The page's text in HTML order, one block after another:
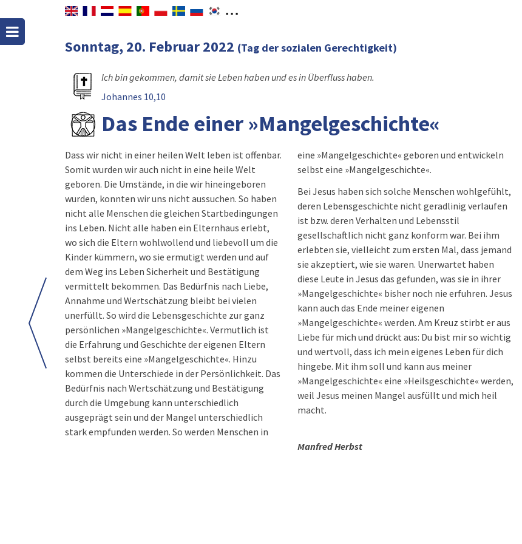
Sonntag, 20. Februar 2022 (Tag der sozialen Gerechtigkeit)
Ich bin gekommen, damit sie Leben haben und es in Überfluss haben.
Johannes 10,10
Das Ende einer »Mangelgeschichte«
Dass wir nicht in einer heilen Welt leben ist offenbar.
Somit wurden wir auch nicht in eine heile Welt
geboren. Die Umstände, in die wir hineingeboren
wurden, konnten wir uns nicht aussuchen. So haben
nicht alle Menschen die gleichen Startbedingungen
ins Leben. Nicht alle haben ein Elternhaus erlebt,
wo sich die Eltern wohlwollend und liebevoll um die
Kinder kümmern, wo sie ermutigt werden und auf
dem Weg ins Leben Sicherheit und Bestätigung
vermittelt bekommen. Das Bedürfnis nach Liebe,
Annahme und Wertschätzung bleibt bei vielen
unerfüllt. So wird die Lebensgeschichte zur ganz
persönlichen »Mangelgeschichte«. Vermutlich ist
die Erfahrung und Geschichte der eigenen Eltern
selbst bereits eine »Mangelgeschichte«. Hinzu
kommen die Unterschiede in der Persönlichkeit. Das
Bedürfnis nach Wertschätzung und Bestätigung
durch die Umgebung kann unterschiedlich
ausgeprägt sein und der Mangel unterschiedlich
stark empfunden werden. So werden Menschen in
eine »Mangelgeschichte« geboren und entwickeln
selbst eine »Mangelgeschichte«.
Bei Jesus haben sich solche Menschen wohlgefühlt,
deren Lebensgeschichte nicht geradlinig verlaufen
ist bzw. deren Verhalten und Lebensstil
gesellschaftlich nicht ganz konform war. Bei ihm
erlebten sie, vielleicht zum ersten Mal, dass jemand
sie akzeptiert, wie sie waren. Unerwartet haben
diese Leute in Jesus das gefunden, was sie in ihrer
»Mangelgeschichte« bisher noch nie erfuhren. Jesus
kann auch das Ende meiner eigenen
»Mangelgeschichte« werden. Am Kreuz stirbt er aus
Liebe für mich und drückt aus: Du bist mir so wichtig
und wertvoll, dass ich mein eigenes Leben für dich
hingebe. Mit ihm soll und kann aus meiner
»Mangelgeschichte« eine »Heilsgeschichte« werden,
weil Jesus meinen Mangel ausfüllt und mich heil
macht.
Manfred Herbst